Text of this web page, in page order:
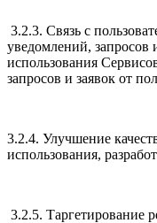
3.2.3. Связь с
уведомлений,
использования
запросов и заявок от
3.2.4. Улучшение
использования,
3.2.5. Таргетирование